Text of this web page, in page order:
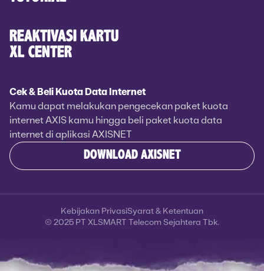
REAKTIVASI KARTU
XL CENTER
Cek & Beli Kuota Data Internet
Kamu dapat melakukan pengecekan paket kuota
internet AXIS kamu hingga beli paket kuota data
internet di aplikasi AXISNET
DOWNLOAD AXISNET
© 2025 PT XLSMART Telecom Sejahtera Tbk.
Kebijakan PrivasiSyarat & Ketentuan